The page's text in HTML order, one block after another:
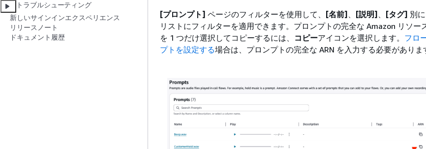
トラブルシューティング
新しいサインインエクスペリエンス
リリースノート
ドキュメント履歴
[プロンプト] ページのフィルターを使用して、 [名前] [説明] [タグ] 別
リストにフィルターを適用できます。プロンプトの完全な Amazon リソー
を 1 つだけ選択してコピーするには、 コピーアイコンを選択します。 フロ
プトを設定する場合は、プロンプトの完全な ARN を入力する必要がありま